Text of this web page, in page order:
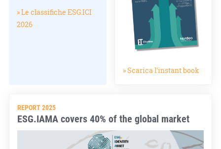
» Le classifiche ESG.ICI
2026
» Scarica l'instant book
REPORT 2025
ESG.IAMA covers 40% of the global market